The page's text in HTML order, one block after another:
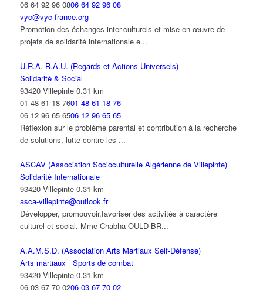
06 64 92 96 0806 64 92 96 08
vyc@vyc-france.org
Promotion des échanges inter-culturels et mise en œuvre de
projets de solidarité internationale e...
U.R.A.-R.A.U. (Regards et Actions Universels)
Solidarité & Social
93420 Villepinte 0.31 km
01 48 61 18 7601 48 61 18 76
06 12 96 65 6506 12 96 65 65
Réflexion sur le problème parental et contribution à la recherche
de solutions, lutte contre les ...
ASCAV (Association Socioculturelle Algérienne de Villepinte)
Solidarité Internationale
93420 Villepinte 0.31 km
asca-villepinte@outlook.fr
Développer, promouvoir,favoriser des activités à caractère
culturel et social. Mme Chabha OULD-BR...
A.A.M.S.D. (Association Arts Martiaux Self-Défense)
Arts martiaux
Sports de combat
93420 Villepinte 0.31 km
06 03 67 70 0206 03 67 70 02